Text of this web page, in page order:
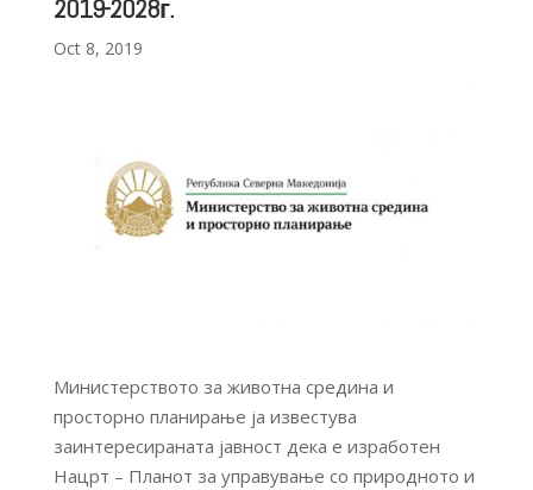
2019-2028г.
Oct 8, 2019
Министерството за животна средина и
просторно планирање ја известува
заинтересираната јавност дека е изработен
Нацрт – Планот за управување со природното и